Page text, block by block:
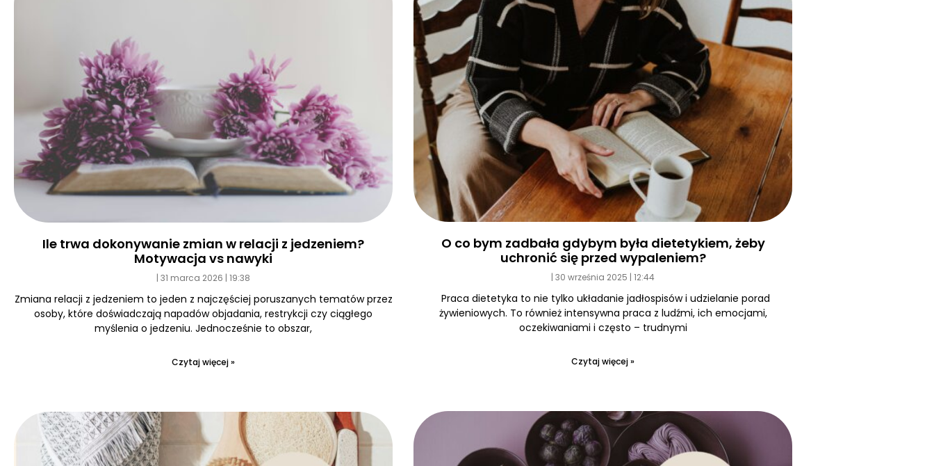
Ile trwa dokonywanie zmian w relacji z jedzeniem?
Motywacja vs nawyki
31 marca 2026 19:38
Zmiana relacji z jedzeniem to jeden z najczęściej poruszanych tematów przez
osoby, które doświadczają napadów objadania, restrykcji czy ciągłego
myślenia o jedzeniu. Jednocześnie to obszar,
Czytaj więcej »
O co bym zadbała gdybym była dietetykiem, żeby
uchronić się przed wypaleniem?
30 września 2025 12:44
Praca dietetyka to nie tylko układanie jadłospisów i udzielanie porad
żywieniowych. To również intensywna praca z ludźmi, ich emocjami,
oczekiwaniami i często – trudnymi
Czytaj więcej »